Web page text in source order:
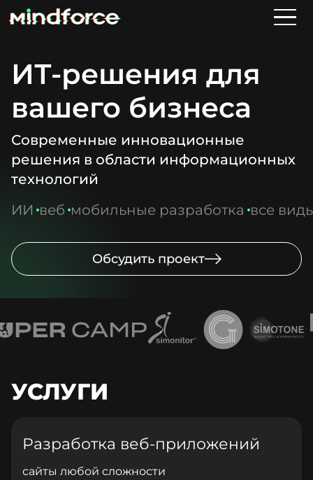
ИТ-решения для
вашего бизнеса
Современные инновационные
решения в области информационных
технологий
ИИ веб мобильные разработка все
Обсудить проект
УСЛУГИ
Разработка веб-приложений
сайты любой сложности